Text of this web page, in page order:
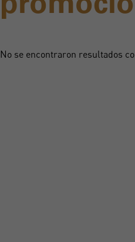
No se encontraron resultados